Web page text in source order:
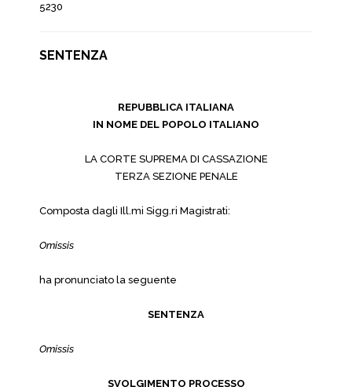
5230
SENTENZA
REPUBBLICA ITALIANA
IN NOME DEL POPOLO ITALIANO
LA CORTE SUPREMA DI CASSAZIONE
TERZA SEZIONE PENALE
Composta dagli Ill.mi Sigg.ri Magistrati:
Omissis
ha pronunciato la seguente
SENTENZA
Omissis
SVOLGIMENTO PROCESSO